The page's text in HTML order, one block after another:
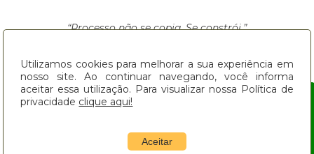
“Processo não se copia. Se constrói.”
Siga o Delicias Caseiras
Youtube
Utilizamos cookies para melhorar a sua experiência em
nosso site. Ao continuar navegando, você informa
aceitar essa utilização. Para visualizar nossa Política de
privacidade clique aqui!
Aceitar